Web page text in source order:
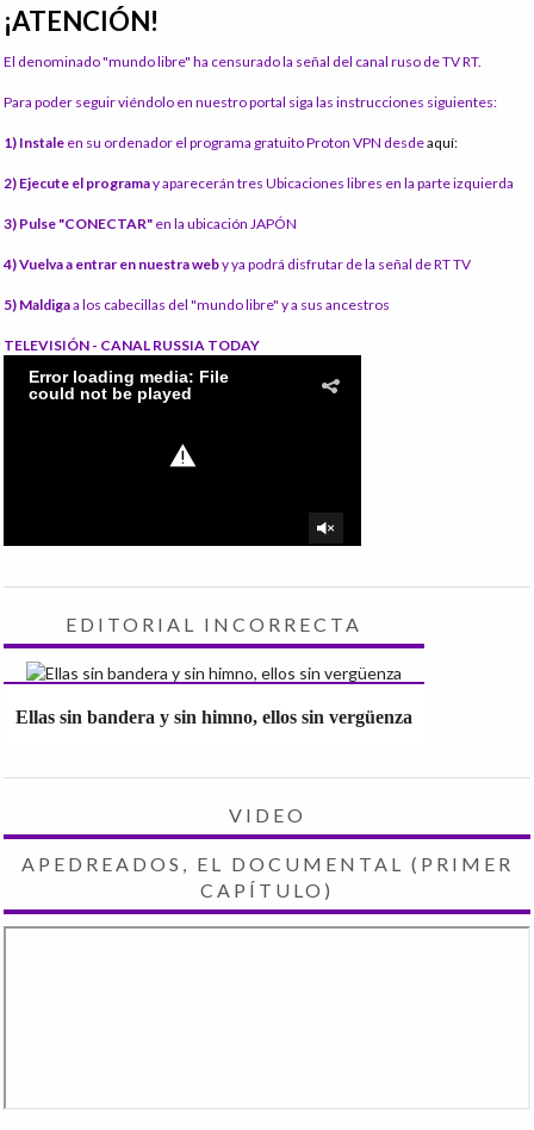
¡ATENCIÓN!
El denominado "mundo libre" ha censurado la señal del canal ruso de TV RT.
Para poder seguir viéndolo en nuestro portal siga las instrucciones siguientes:
1) Instale en su ordenador el programa gratuito Proton VPN desdeaquí:
2) Ejecute el programay aparecerán tres Ubicaciones libres en la parte izquierda
3) Pulse "CONECTAR" en la ubicación JAPÓN
4) Vuelva a entrar en nuestra weby ya podrá disfrutar de la señal de RT TV
5) Maldigaa los cabecillas del "mundo libre" y a sus ancestros
TELEVISIÓN - CANAL RUSSIA TODAY
EDITORIAL INCORRECTA
Ellas sin bandera y sin himno, ellos sin vergüenza
VIDEO
APEDREADOS, EL DOCUMENTAL (PRIMER
CAPÍTULO)